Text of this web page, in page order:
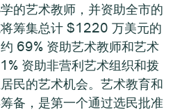
的艺术教师，并资助全市的
筹集总计 $1220 万美元的
69% 资助艺术教师和艺术
资助非营利艺术组织和拨
民的艺术机会。艺术教育和
备，是第一个通过选民批准